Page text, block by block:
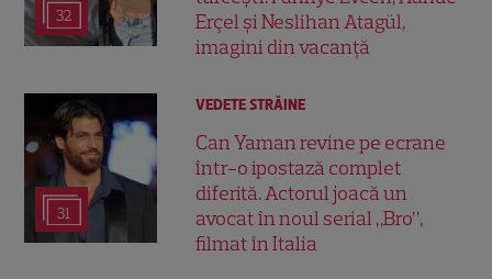
32
Erçel și Neslihan Atagül,
imagini din vacanță
31
VEDETE STRĂINE
Can Yaman revine pe ecrane
într-o ipostază complet
diferită. Actorul joacă un
avocat în noul serial „Bro”,
filmat în Italia